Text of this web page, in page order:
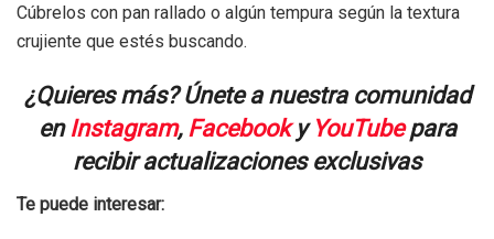
Cúbrelos con pan rallado o algún tempura según la textura
crujiente que estés buscando.
¿Quieres más? Únete a nuestra comunidad
en Instagram, Facebooky YouTubepara
recibir actualizaciones exclusivas
Te puede interesar: